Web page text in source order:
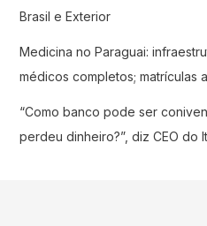
Brasil e Exterior
Medicina no Paraguai:
médicos completos; matrículas
“Como banco pode ser
perdeu dinheiro?”, diz CEO do